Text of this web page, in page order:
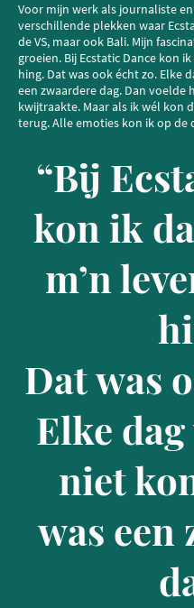
Voor mijn werk als journaliste
verschillende plekken waar
de VS, maar ook Bali. Mijn
groeien. Bij Ecstatic Dance kon
hing. Dat was ook écht zo. Elke
een zwaardere dag. Dan voelde
kwijtraakte. Maar als ik wél kon
terug. Alle emoties kon ik op
“Bij
kon ik
m’n
Dat was
Elke
niet
was een